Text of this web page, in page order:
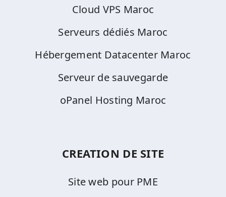
Cloud VPS Maroc
Serveurs dédiés Maroc
Hébergement Datacenter Maroc
Serveur de sauvegarde
oPanel Hosting Maroc
CREATION DE SITE
Site web pour PME